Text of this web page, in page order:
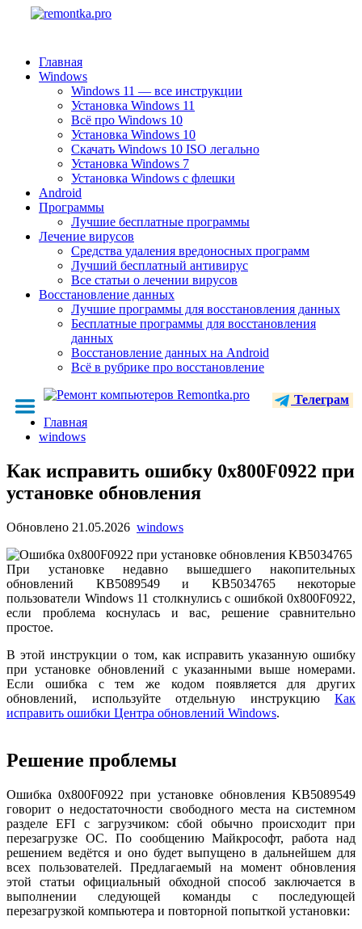
Главная
Windows
Windows 11 — все инструкции
Установка Windows 11
Всё про Windows 10
Установка Windows 10
Скачать Windows 10 ISO легально
Установка Windows 7
Установка Windows с флешки
Android
Программы
Лучшие бесплатные программы
Лечение вирусов
Средства удаления вредоносных программ
Лучший бесплатный антивирус
Все статьи о лечении вирусов
Восстановление данных
Лучшие программы для восстановления данных
Бесплатные программы для восстановления
данных
Восстановление данных на Android
Всё в рубрике про восстановление
Телеграм
Главная
windows
Как исправить ошибку 0x800F0922 при
установке обновления
Обновлено 21.05.2026 windows
При установке недавно вышедшего накопительных
обновлений KB5089549 и KB5034765 некоторые
пользователи Windows 11 столкнулись с ошибкой 0x800F0922,
если проблема коснулась и вас, решение сравнительно
простое.
В этой инструкции о том, как исправить указанную ошибку
при установке обновлений с указанными выше номерами.
Если ошибка с тем же кодом появляется для других
обновлений, используйте отдельную инструкцию Как
исправить ошибки Центра обновлений Windows.
Решение проблемы
Ошибка 0x800F0922 при установке обновления KB5089549
говорит о недостаточности свободного места на системном
разделе EFI с загрузчиком: сбой обычно происходит при
перезагрузке ОС. По сообщению Майкрософт, работа над
решением ведётся и оно будет выпущено в дальнейшем для
всех пользователей. Предлагаемый на момент обновления
этой статьи официальный обходной способ заключается в
выполнении следующей команды с последующей
перезагрузкой компьютера и повторной попыткой установки: